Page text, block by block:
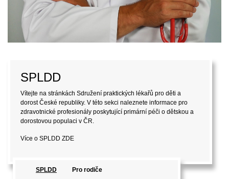
SPLDD
Vítejte na stránkách Sdružení praktických lékařů pro děti a
dorost České republiky. V této sekci naleznete informace pro
zdravotnické profesionály poskytující primární péči o dětskou a
dorostovou populaci v ČR.
Více o SPLDD ZDE
SPLDD Pro rodiče